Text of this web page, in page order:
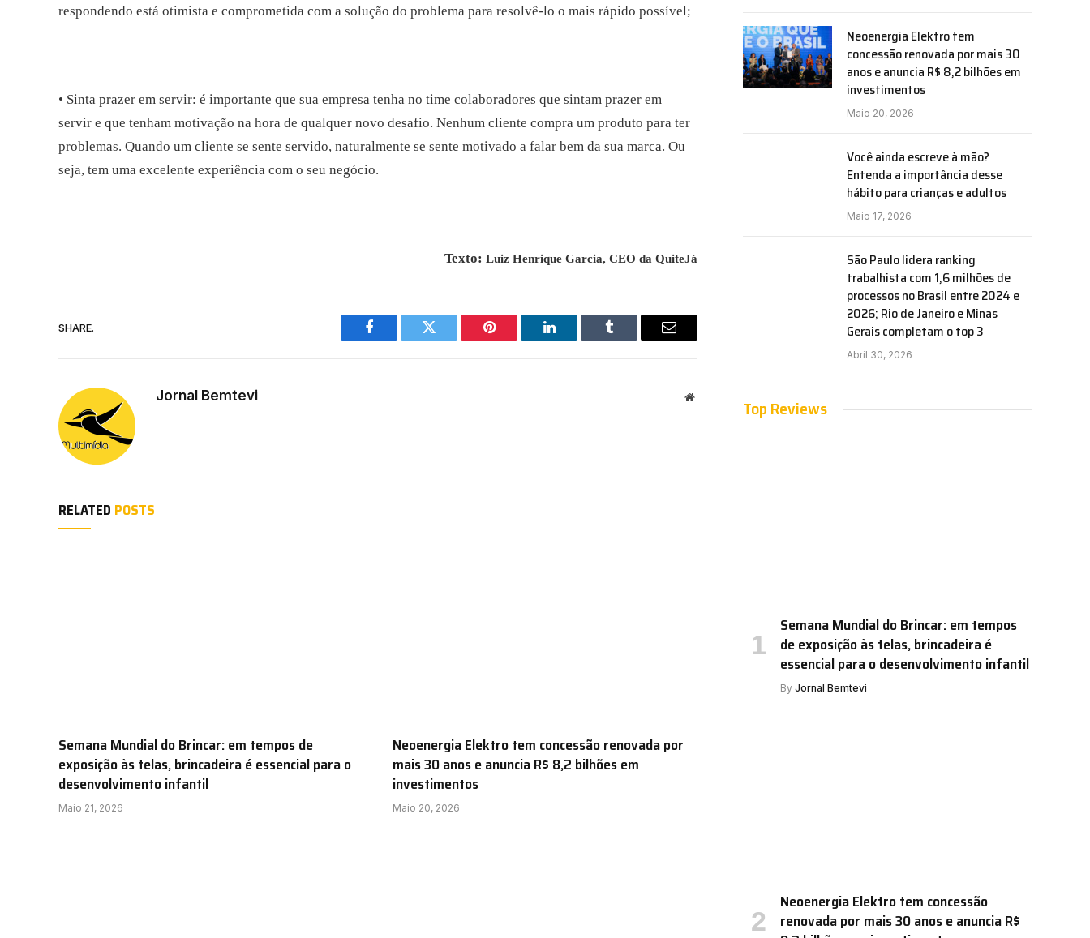
respondendo está otimista e comprometida com a solução do problema para resolvê-lo o mais rápido possível;
• Sinta prazer em servir: é importante que sua empresa tenha no time colaboradores que sintam prazer em
servir e que tenham motivação na hora de qualquer novo desafio. Nenhum cliente compra um produto para ter
problemas. Quando um cliente se sente servido, naturalmente se sente motivado a falar bem da sua marca. Ou
seja, tem uma excelente experiência com o seu negócio.
Texto: Luiz Henrique Garcia, CEO da QuiteJá
SHARE.
Facebook Twitter Pinterest LinkedIn Tumblr Email
Jornal Bemtevi Website
RELATED POSTS
Semana Mundial do Brincar: em tempos de
exposição às telas, brincadeira é essencial para o
desenvolvimento infantil
Maio 21, 2026
Neoenergia Elektro tem concessão renovada por
mais 30 anos e anuncia R$ 8,2 bilhões em
investimentos
Maio 20, 2026
Neoenergia Elektro tem
concessão renovada por mais 30
anos e anuncia R$ 8,2 bilhões em
investimentos
Maio 20, 2026
Você ainda escreve à mão?
Entenda a importância desse
hábito para crianças e adultos
Maio 17, 2026
São Paulo lidera ranking
trabalhista com 1,6 milhões de
processos no Brasil entre 2024 e
2026; Rio de Janeiro e Minas
Gerais completam o top 3
Abril 30, 2026
Top Reviews
Semana Mundial do Brincar: em tempos
de exposição às telas, brincadeira é
essencial para o desenvolvimento infantil
By Jornal Bemtevi
Neoenergia Elektro tem concessão
renovada por mais 30 anos e anuncia R$